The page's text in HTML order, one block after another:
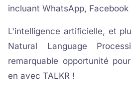
incluant WhatsApp,
L'intelligence artificielle, et
Natural Language
remarquable opportunité
en avec TALKR !